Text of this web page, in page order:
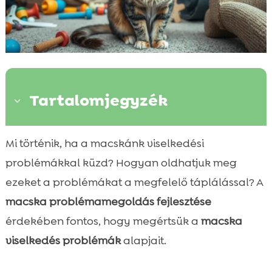
3 Tartalomjegyzék
 A macskák viselkedési problémáinak
alapjai
 Táplálkozási problémák felismerése
Az ételallergia jelei macskáknál
Macska problémamegoldás fejlesztése a
megfelelő táplálással
A hipoallergén macskatáp előnyei
Mi történik, ha a macskánk viselkedési
problémákkal küzd? Hogyan oldhatjuk meg
ezeket a problémákat a megfelelő táplálással? A
macska problémamegoldás fejlesztése
érdekében fontos, hogy megértsük a macska
viselkedés problémákalapjait.